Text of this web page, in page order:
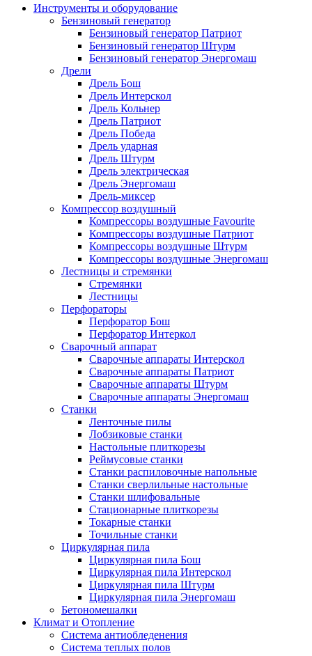
Инструменты и оборудование
Бензиновый генератор
Бензиновый генератор Патриот
Бензиновый генератор Штурм
Бензиновый генератор Энергомаш
Дрели
Дрель Бош
Дрель Интерскол
Дрель Кольнер
Дрель Патриот
Дрель Победа
Дрель ударная
Дрель Штурм
Дрель электрическая
Дрель Энергомаш
Дрель-миксер
Компрессор воздушный
Компрессоры воздушные Favourite
Компрессоры воздушные Патриот
Компрессоры воздушные Штурм
Компрессоры воздушные Энергомаш
Лестницы и стремянки
Стремянки
Лестницы
Перфораторы
Перфоратор Бош
Перфоратор Интеркол
Сварочный аппарат
Сварочные аппараты Интерскол
Сварочные аппараты Патриот
Сварочные аппараты Штурм
Сварочные аппараты Энергомаш
Станки
Ленточные пилы
Лобзиковые станки
Настольные плиткорезы
Реймусовые станки
Станки распиловочные напольные
Станки сверлильные настольные
Станки шлифовальные
Стационарные плиткорезы
Токарные станки
Точильные станки
Циркулярная пила
Циркулярная пила Бош
Циркулярная пила Интерскол
Циркулярная пила Штурм
Циркулярная пила Энергомаш
Бетономешалки
Климат и Отопление
Система антиобледенения
Система теплых полов